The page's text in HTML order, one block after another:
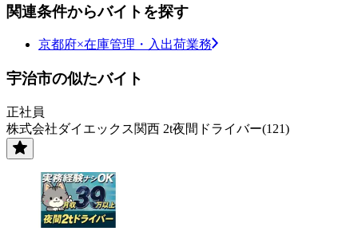
関連条件からバイトを探す
京都府×在庫管理・入出荷業務
宇治市の似たバイト
正社員
株式会社ダイエックス関西 2t夜間ドライバー(121)